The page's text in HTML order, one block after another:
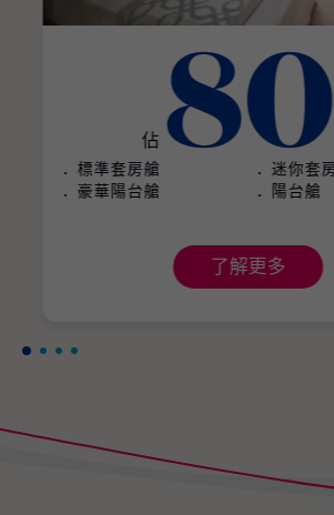
佔 80
標準套房艙
迷你套
豪華陽台艙
陽台艙
了解更多